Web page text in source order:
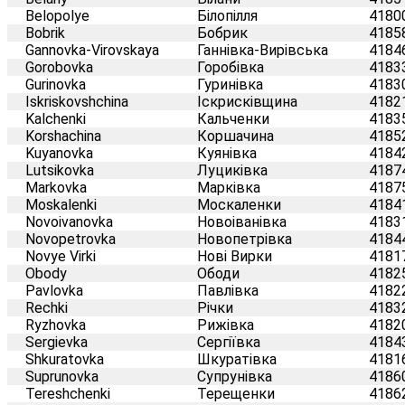
Belopolye
Білопілля
Bobrik
Бобрик
Gannovka-Virovskaya
Ганнівка-Вирівська
Gorobovka
Горобівка
Gurinovka
Гуринівка
Iskriskovshchina
Іскрисківщина
Kalchenki
Кальченки
Korshachina
Коршачина
Kuyanovka
Куянівка
Lutsikovka
Луциківка
Markovka
Марківка
Moskalenki
Москаленки
Novoivanovka
Новоіванівка
Novopetrovka
Новопетрівка
Novye Virki
Нові Вирки
Obody
Ободи
Pavlovka
Павлівка
Rechki
Річки
Ryzhovka
Рижівка
Sergievka
Сергіївка
Shkuratovka
Шкуратівка
Suprunovka
Супрунівка
Tereshchenki
Терещенки